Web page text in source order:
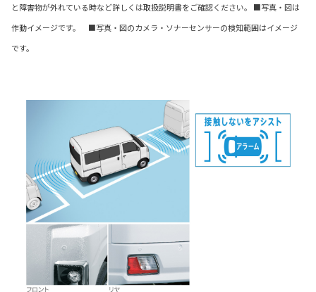
と障害物が外れている時など詳しくは取扱説明書をご確認ください。 ■写真・図は
作動イメージです。 ■写真・図のカメラ・ソナーセンサーの検知範囲はイメージ
です。